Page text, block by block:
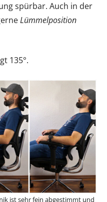
spürbar. Auch in der
Lümmelposition
135°.
ist sehr fein abgestimmt und